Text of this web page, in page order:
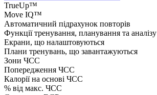
TrueUp™
Move IQ™
Автоматичний підрахунок повторів
Функції тренування, планування та аналізу
Екрани, що налаштовуються
Плани тренувань, що завантажуються
Зони ЧСС
Попередження ЧСС
Калорії на основі ЧСС
% від макс. ЧСС